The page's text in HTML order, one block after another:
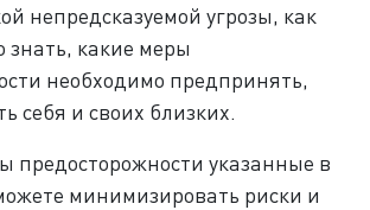
непредсказуемой угрозы, как
знать, какие меры
необходимо предпринять,
себя и своих близких.
предосторожности указанные в
минимизировать риски и